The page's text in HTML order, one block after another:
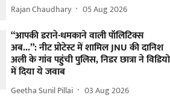
Rajan Chaudhary 05 Aug 2026
“आपकी डराने-धमकाने वाली पॉलिटिक्स
अब...”: नीट प्रोटेस्ट में शामिल JNU की दानिश
अली के गांव पहुंची पुलिस, निडर छात्रा ने विडियो
में दिया ये जवाब
Geetha Sunil Pillai 03 Aug 2026